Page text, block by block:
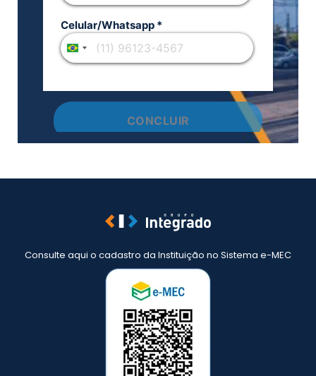
Consulte aqui o cadastro da Instituição no Sistema e-MEC